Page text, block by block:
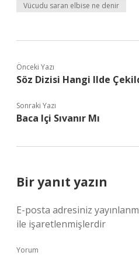
Vücudu saran elbise ne denir
Önceki Yazı
Söz Dizisi Hangi Ilde
Sonraki Yazı
Baca Içi Sıvanır Mı
Bir yanıt yazın
E-posta adresiniz
ile işaretlenmişlerdir
Yorum